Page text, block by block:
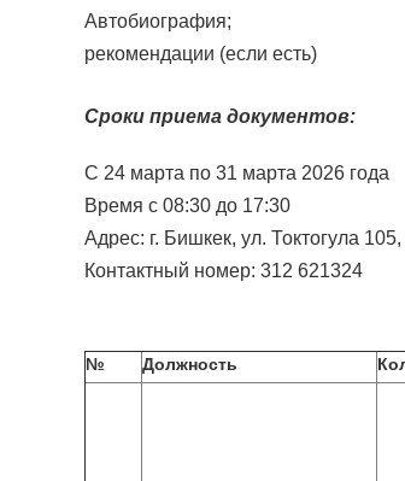
Автобиография;
рекомендации (если есть)
Сроки приема документов:
С 24 марта по 31 марта 2026 года
Время с 08:30 до 17:30
Адрес: г. Бишкек, ул. Токтогула
Контактный номер: 312 621324
№ Должность